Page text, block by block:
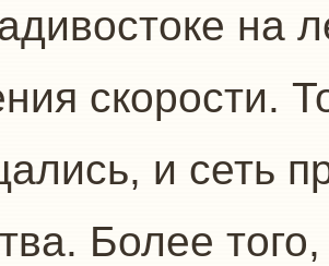
на
скорости.
и сеть
Более